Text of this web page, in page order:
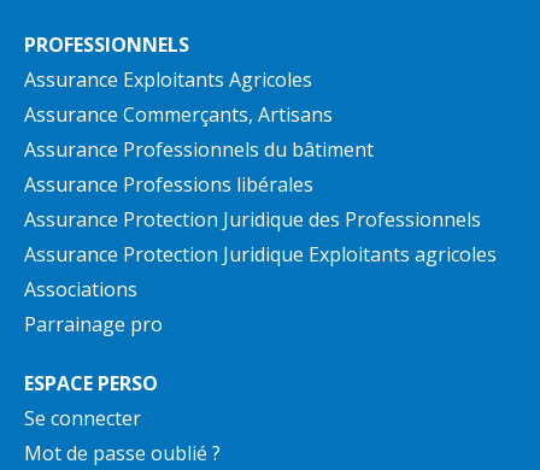
PROFESSIONNELS
Assurance Exploitants Agricoles
Assurance Commerçants, Artisans
Assurance Professionnels du bâtiment
Assurance Professions libérales
Assurance Protection Juridique des Professionnels
Assurance Protection Juridique Exploitants agricoles
Associations
Parrainage pro
ESPACE PERSO
Se connecter
Mot de passe oublié ?